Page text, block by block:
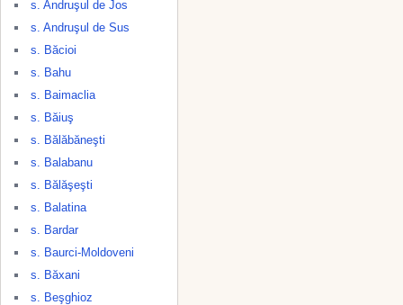
s. Andruşul de Jos
s. Andruşul de Sus
s. Băcioi
s. Bahu
s. Baimaclia
s. Băiuş
s. Bălăbăneşti
s. Balabanu
s. Bălăşeşti
s. Balatina
s. Bardar
s. Baurci-Moldoveni
s. Băxani
s. Beşghioz